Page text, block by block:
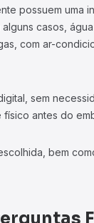
possuem uma
casos, água
com ar-
sem
antes do
bem